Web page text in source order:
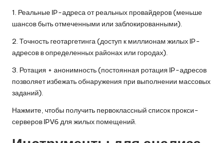
1. Реальные IP-адреса от реальных провайдеров (меньше
шансов быть отмеченными или заблокированными).
2. Точность геотаргетинга (доступ к миллионам жилых IP-
адресов в определенных районах или городах).
3. Ротация + анонимность (постоянная ротация IP-адресов
позволяет избежать обнаружения при выполнении массовых
заданий).
Нажмите, чтобы получить первоклассный список прокси-
серверов IPV6 для жилых помещений.